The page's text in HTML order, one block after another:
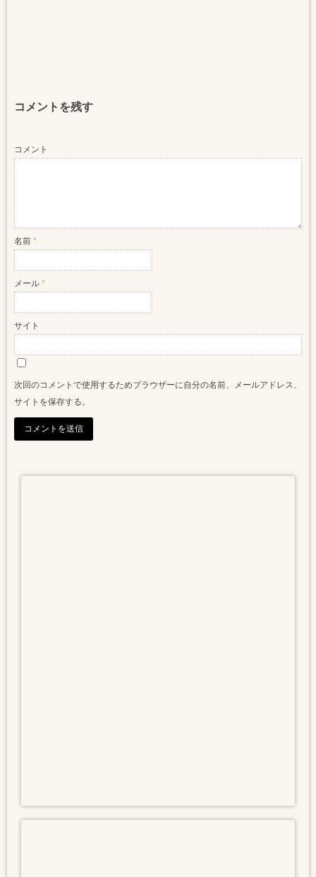
コメントを残す
コメント
名前 *
メール *
サイト
次回のコメントで使用するためブラウザーに自分の名前、メールアドレス、
サイトを保存する。